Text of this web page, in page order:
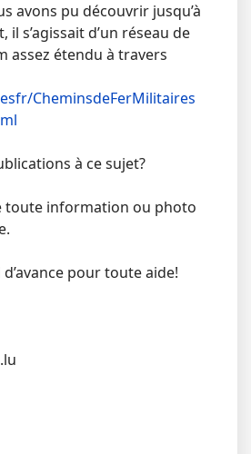
avons pu découvrir jusqu’à
il s’agissait d’un réseau de
assez étendu à travers
CheminsdeFerMilitaires
à ce sujet?
toute information ou photo
pour toute aide!